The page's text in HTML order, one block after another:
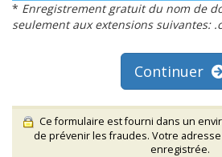
* Enregistrement gratuit du nom de
seulement aux extensions suivantes:
Continuer
Ce formulaire est fourni dans un
de prévenir les fraudes. Votre adresse
enregistrée.